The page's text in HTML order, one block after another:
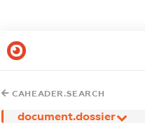
CAHEADER.SEARCH
document.dossier